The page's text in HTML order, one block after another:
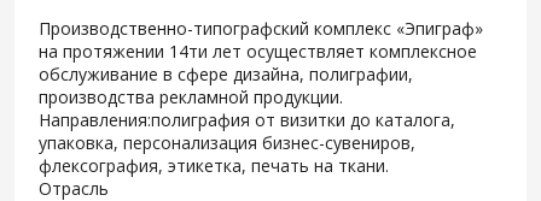
Производственно-типографский комплекс «Эпиграф»
на протяжении 14ти лет осуществляет комплексное
обслуживание в сфере дизайна, полиграфии,
производства рекламной продукции.
Направления:полиграфия от визитки до каталога,
упаковка, персонализация бизнес-сувениров,
флексография, этикетка, печать на ткани.
Отрасль